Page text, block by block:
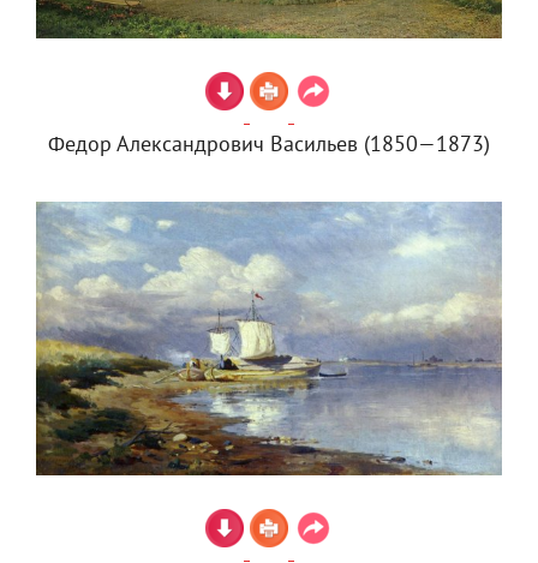
Федор Александрович Васильев (1850—1873)